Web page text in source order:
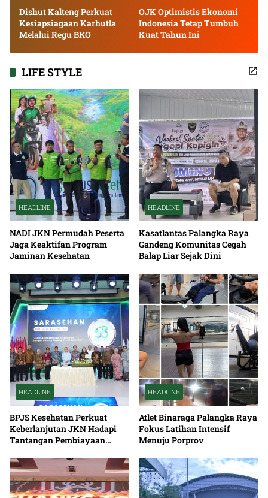
Dishut Kalteng Perkuat
Kesiapsiagaan Karhutla
Melalui Regu BKO
OJK Optimistis Ekonomi
Indonesia Tetap Tumbuh
Kuat Tahun Ini
LIFE STYLE
HEADLINE
NADI JKN Permudah Peserta
Jaga Keaktifan Program
Jaminan Kesehatan
HEADLINE
Kasatlantas Palangka Raya
Gandeng Komunitas Cegah
Balap Liar Sejak Dini
HEADLINE
BPJS Kesehatan Perkuat
Keberlanjutan JKN Hadapi
Tantangan Pembiayaan
HEADLINE
Atlet Binaraga Palangka Raya
Fokus Latihan Intensif
Menuju Porprov